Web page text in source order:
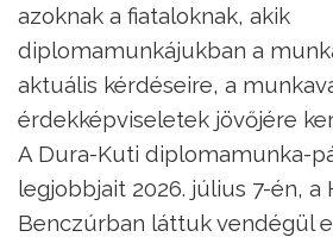
azoknak a fiataloknak, akik
diplomamunkájukban a
aktuális kérdéseire, a
érdekképviseletek jövőjére
A Dura-Kuti diplomamunka-
legjobbjait 2026. július 7-én, a
Benczúrban láttuk vendégül